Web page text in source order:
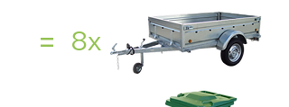
= 8x